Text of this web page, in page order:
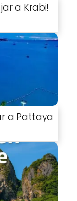
a Krabi!
a Pattaya